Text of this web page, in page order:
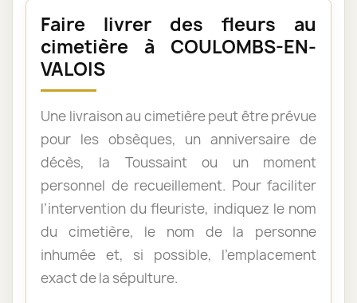
Faire livrer des fleurs au
cimetière à COULOMBS-EN-
VALOIS
Une livraison au cimetière peut être prévue
pour les obsèques, un anniversaire de
décès, la Toussaint ou un moment
personnel de recueillement. Pour faciliter
l’intervention du fleuriste, indiquez le nom
du cimetière, le nom de la personne
inhumée et, si possible, l’emplacement
exact de la sépulture.